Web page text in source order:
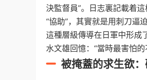
決監督員”。日志裏記載着
“協助”，其實就是用刺刀逼
這種層級傳導在日軍中形成
水文雄回憶：“當時最害怕
被掩蓋的求生欲